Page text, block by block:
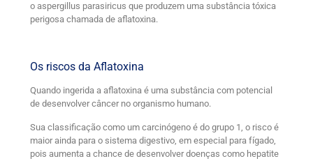
o aspergillus parasiricus que produzem uma substância tóxica
perigosa chamada de aflatoxina.
Os riscos da Aflatoxina
Quando ingerida a aflatoxina é uma substância com potencial
de desenvolver câncer no organismo humano.
Sua classificação como um carcinógeno é do grupo 1, o risco é
maior ainda para o sistema digestivo, em especial para fígado,
pois aumenta a chance de desenvolver doenças como hepatite